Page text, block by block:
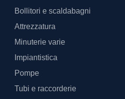
Bollitori e scaldabagni
Attrezzatura
Minuterie varie
Impiantistica
Pompe
Tubi e raccorderie